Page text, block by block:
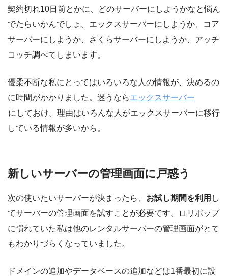
契約切れ10日前とかに、どのサーバーにしようかなと悩ん
でたらいかんでしょ。エックスサーバーにしようか、コア
サーバーにしようか、さくらサーバーにしようか、アッチ
コッチ調べてしまいます。
優柔不断な私にとってはいろいろな人の情報が、決めるの
に時間がかかりました。迷うならエックスサーバー
にしておけ。理由はいろんな人がエックスサーバーに移行
している情報が多いから。
新しいサーバーの管理画面に戸惑う
次の使いたいサーバーが決まったら、 お試し期間を利用 し
てサーバーの管理画面を試すことが必要です。ロリポップ
に慣れていた私は他のレンタルサーバーの管理画面がとて
もわかりづらくなっていました。
ドメインの追加やデータベースの追加などは1番最初に設